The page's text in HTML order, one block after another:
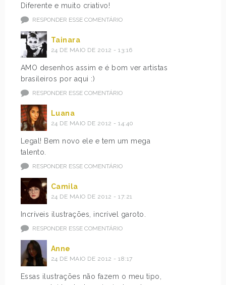
Diferente e muito criativo!
RESPONDER ESSE COMENTÁRIO
Tainara
24 DE MAIO DE 2012 - 13:16
AMO desenhos assim e é bom ver artistas
brasileiros por aqui :)
RESPONDER ESSE COMENTÁRIO
Luana
24 DE MAIO DE 2012 - 14:40
Legal! Bem novo ele e tem um mega
talento.
RESPONDER ESSE COMENTÁRIO
Camila
24 DE MAIO DE 2012 - 17:21
Incríveis ilustrações, incrível garoto.
RESPONDER ESSE COMENTÁRIO
Anne
24 DE MAIO DE 2012 - 18:17
Essas ilustrações não fazem o meu tipo,